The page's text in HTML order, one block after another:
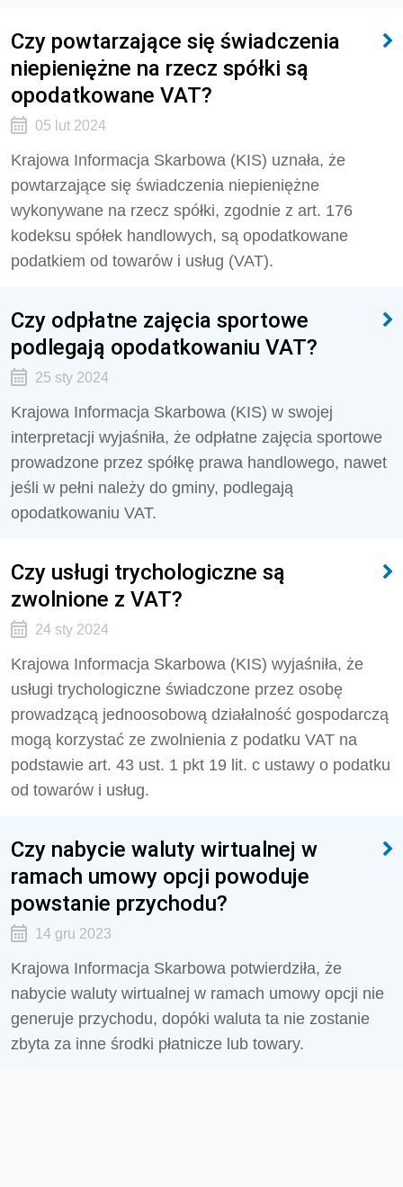
Czy powtarzające się świadczenia
niepieniężne na rzecz spółki są
opodatkowane VAT?
05 lut 2024
Krajowa Informacja Skarbowa (KIS) uznała, że
powtarzające się świadczenia niepieniężne
wykonywane na rzecz spółki, zgodnie z art. 176
kodeksu spółek handlowych, są opodatkowane
podatkiem od towarów i usług (VAT).
Czy odpłatne zajęcia sportowe
podlegają opodatkowaniu VAT?
25 sty 2024
Krajowa Informacja Skarbowa (KIS) w swojej
interpretacji wyjaśniła, że odpłatne zajęcia sportowe
prowadzone przez spółkę prawa handlowego, nawet
jeśli w pełni należy do gminy, podlegają
opodatkowaniu VAT.
Czy usługi trychologiczne są
zwolnione z VAT?
24 sty 2024
Krajowa Informacja Skarbowa (KIS) wyjaśniła, że
usługi trychologiczne świadczone przez osobę
prowadzącą jednoosobową działalność gospodarczą
mogą korzystać ze zwolnienia z podatku VAT na
podstawie art. 43 ust. 1 pkt 19 lit. c ustawy o podatku
od towarów i usług.
Czy nabycie waluty wirtualnej w
ramach umowy opcji powoduje
powstanie przychodu?
14 gru 2023
Krajowa Informacja Skarbowa potwierdziła, że
nabycie waluty wirtualnej w ramach umowy opcji nie
generuje przychodu, dopóki waluta ta nie zostanie
zbyta za inne środki płatnicze lub towary.